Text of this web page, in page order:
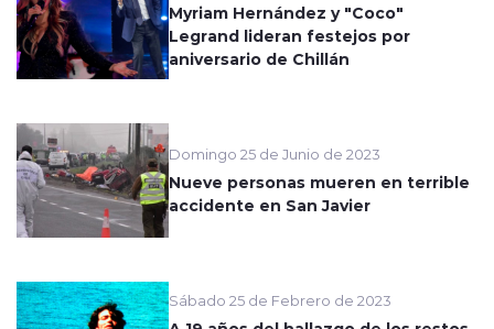
Myriam Hernández y "Coco"
Legrand lideran festejos por
aniversario de Chillán
Domingo 25 de Junio de 2023
Nueve personas mueren en terrible
accidente en San Javier
Sábado 25 de Febrero de 2023